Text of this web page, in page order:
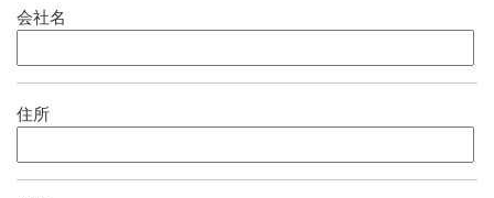
会社名
住所